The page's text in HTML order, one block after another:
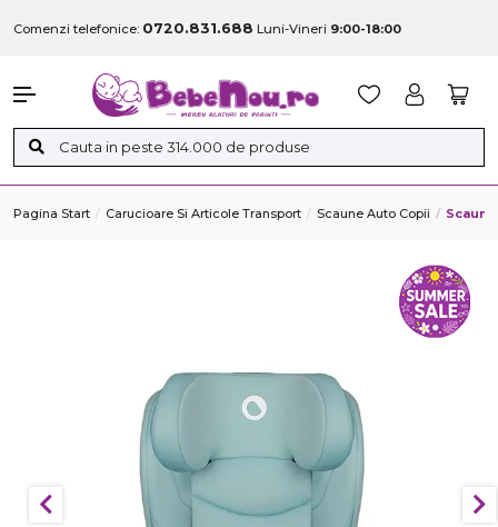
Comenzi telefonice: 0720.831.688 Luni-Vineri 9:00-18:00
Pagina Start Carucioare Si Articole Transport Scaune Auto Copii Scaun